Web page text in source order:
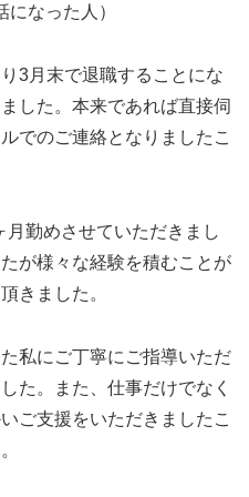
なった人）
3月末で退職することにな
した。本来であれば直接伺
でのご連絡となりましたこ
勤めさせていただきまし
が様々な経験を積むことが
きました。
私にご丁寧にご指導いただ
た。また、仕事だけでなく
ご支援をいただきましたこ